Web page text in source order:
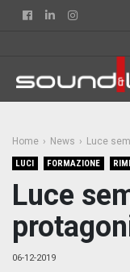
FacebookLinkedin
Home News Luce
LUCI FORMAZIONE
Luce
06-12-2019